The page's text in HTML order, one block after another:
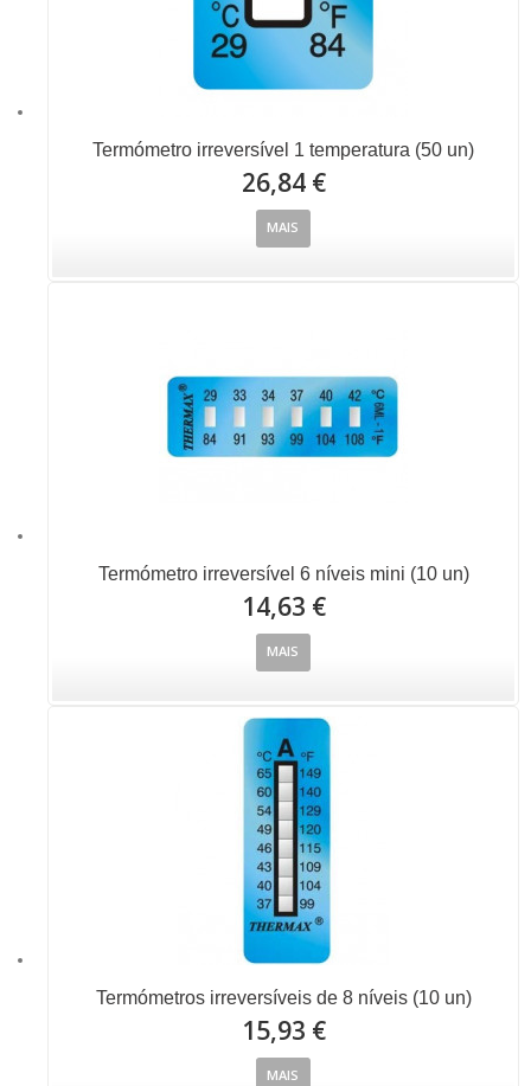
Termómetro irreversível 1 temperatura (50 un)
26,84 €
MAIS
Termómetro irreversível 6 níveis mini (10 un)
14,63 €
MAIS
Termómetros irreversíveis de 8 níveis (10 un)
15,93 €
MAIS